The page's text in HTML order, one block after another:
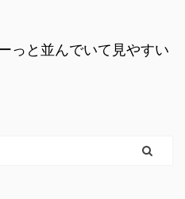
っと並んでいて見やすい